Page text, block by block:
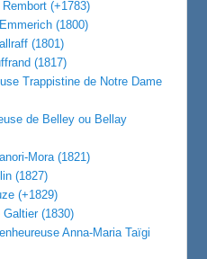
(+1783)
(1800)
(1801)
(1817)
Trappistine de Notre Dame
de Belley ou Bellay
Mora (1821)
(1827)
(+1829)
(1830)
Anna-Maria Taïgi